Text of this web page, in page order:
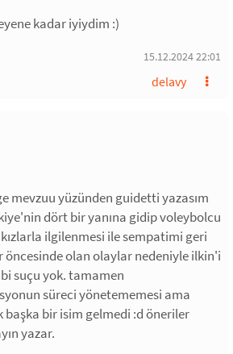
kadar iyiydim :)
15.12.2024 22:01
delavy
mevzuu yüzünden guidetti yazasım
dört bir yanına gidip voleybolcu
ilgilenmesi ile sempatimi geri
öncesinde olan olaylar nedeniyle ilkin'i
bi suçu yok. tamamen
süreci yönetememesi ama
başka bir isim gelmedi :d öneriler
yazar.